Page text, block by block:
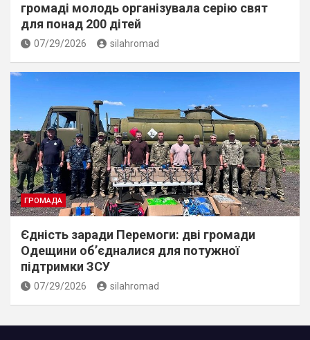
громаді молодь організувала серію свят
для понад 200 дітей
07/29/2026 silahromad
ГРОМАДА
Єдність заради Перемоги: дві громади
Одещини об’єдналися для потужної
підтримки ЗСУ
07/29/2026 silahromad